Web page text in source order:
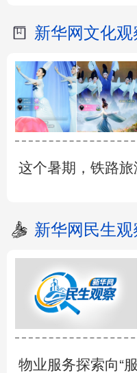
新华网文化观
这个暑期，铁路旅
新华网民生观
物业服务探索向“